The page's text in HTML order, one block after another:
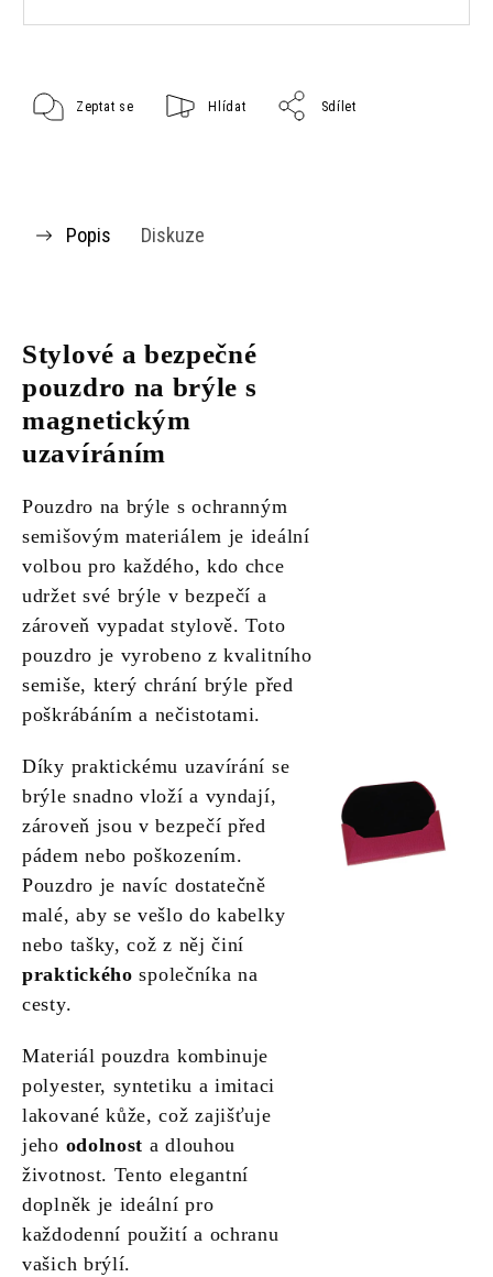
Zeptat se Hlídat Sdílet
Popis Diskuze
Stylové a bezpečné
pouzdro na brýle s
magnetickým
uzavíráním
Pouzdro na brýle s ochranným
semišovým materiálem je ideální
volbou pro každého, kdo chce
udržet své brýle v bezpečí a
zároveň vypadat stylově. Toto
pouzdro je vyrobeno z kvalitního
semiše, který chrání brýle před
poškrábáním a nečistotami.
Díky praktickému uzavírání se
brýle snadno vloží a vyndají,
zároveň jsou v bezpečí před
pádem nebo poškozením.
Pouzdro je navíc dostatečně
malé, aby se vešlo do kabelky
nebo tašky, což z něj činí
praktického společníka na
cesty.
Materiál pouzdra kombinuje
polyester, syntetiku a imitaci
lakované kůže, což zajišťuje
jeho odolnost a dlouhou
životnost. Tento elegantní
doplněk je ideální pro
každodenní použití a ochranu
vašich brýlí.